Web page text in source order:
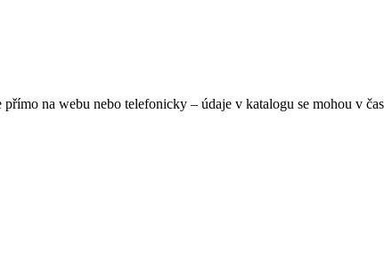
na webu nebo telefonicky – údaje v katalogu se mohou v